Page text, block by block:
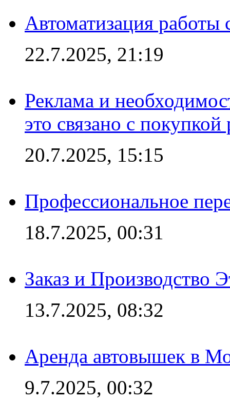
Автоматизация работы
22.7.2025, 21:19
Реклама и
это связано с покупкой
20.7.2025, 15:15
Профессиональное
18.7.2025, 00:31
Заказ и Производство
13.7.2025, 08:32
Аренда автовышек в
9.7.2025, 00:32